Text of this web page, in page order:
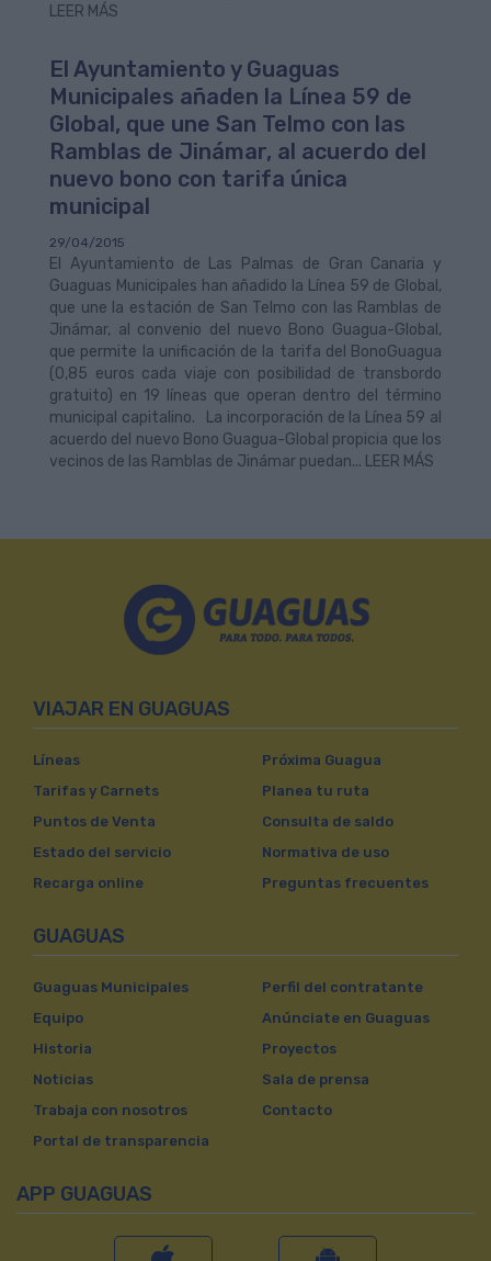
LEER MÁS
El Ayuntamiento y Guaguas
Municipales añaden la Línea 59 de
Global, que une San Telmo con las
Ramblas de Jinámar, al acuerdo del
nuevo bono con tarifa única
municipal
29/04/2015
El Ayuntamiento de Las Palmas de Gran Canaria y
Guaguas Municipales han añadido la Línea 59 de Global,
que une la estación de San Telmo con las Ramblas de
Jinámar, al convenio del nuevo Bono Guagua-Global,
que permite la unificación de la tarifa del BonoGuagua
(0,85 euros cada viaje con posibilidad de transbordo
gratuito) en 19 líneas que operan dentro del término
municipal capitalino. La incorporación de la Línea 59 al
acuerdo del nuevo Bono Guagua-Global propicia que los
vecinos de las Ramblas de Jinámar puedan... LEER MÁS
VIAJAR EN GUAGUAS
Líneas
Tarifas y Carnets
Puntos de Venta
Estado del servicio
Recarga online
Próxima Guagua
Planea tu ruta
Consulta de saldo
Normativa de uso
Preguntas frecuentes
GUAGUAS
Guaguas Municipales
Equipo
Historia
Noticias
Trabaja con nosotros
Portal de transparencia
Perfil del contratante
Anúnciate en Guaguas
Proyectos
Sala de prensa
Contacto
APP GUAGUAS